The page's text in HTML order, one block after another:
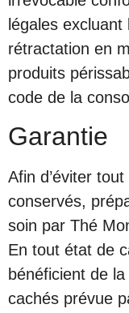
légales excluant
rétractation en
produits
code de la
Garantie
Afin d’éviter
conservés,
soin par Thé
En tout état de
bénéficient de
cachés prévue